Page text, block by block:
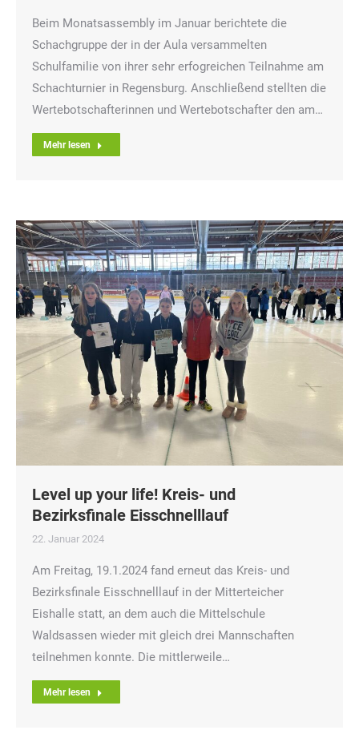
Beim Monatsassembly im Januar berichtete die
Schachgruppe der in der Aula versammelten
Schulfamilie von ihrer sehr erfogreichen Teilnahme am
Schachturnier in Regensburg. Anschließend stellten die
Wertebotschafterinnen und Wertebotschafter den am…
Mehr lesen
Level up your life! Kreis- und
Bezirksfinale Eisschnelllauf
22. Januar 2024
Am Freitag, 19.1.2024 fand erneut das Kreis- und
Bezirksfinale Eisschnelllauf in der Mitterteicher
Eishalle statt, an dem auch die Mittelschule
Waldsassen wieder mit gleich drei Mannschaften
teilnehmen konnte. Die mittlerweile…
Mehr lesen